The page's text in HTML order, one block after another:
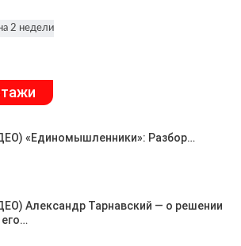
«Единомышленники»: Разбор…
Александр Тарнавский — о решении
его…